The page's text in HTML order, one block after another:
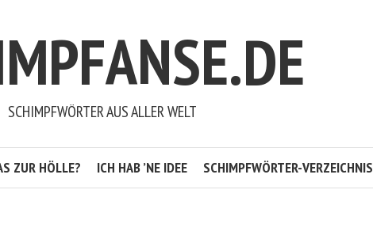
SCHIMPFWÖRTER AUS ALLER WELT
ZUR HÖLLE? ICH HAB ’NE IDEE SCHIMPFWÖRTER-VERZEICHNIS